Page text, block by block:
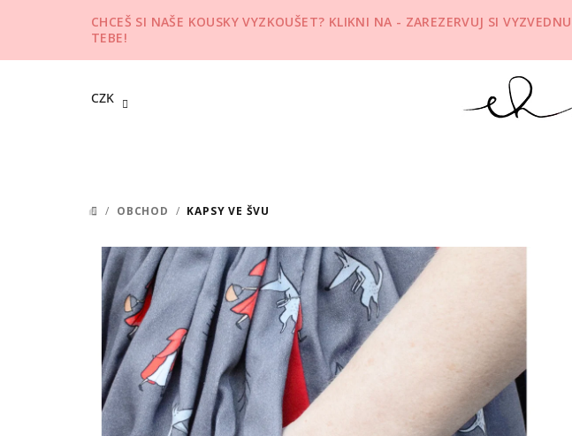
CHCEŠ SI NAŠE KOUSKY VYZKOUŠET? KLIKNI NA - ZAREZERVUJ SI
TEBE!
CZK
DOMŮ
/ OBCHOD / KAPSY VE ŠVU